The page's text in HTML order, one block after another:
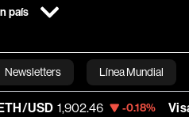
país
Newsletters Línea Mundial
Bloomberg
-0.18% Visa 370.47